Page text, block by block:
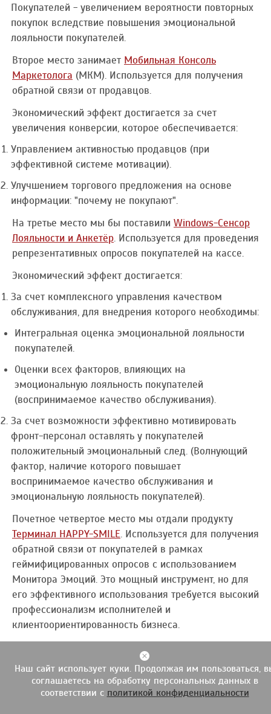
Покупателей - увеличением вероятности повторных
покупок вследствие повышения эмоциональной
лояльности покупателей.
Второе место занимает Мобильная Консоль
Маркетолога (МКМ). Используется для получения
обратной связи от продавцов.
Экономический эффект достигается за счет
увеличения конверсии, которое обеспечивается:
Управлением активностью продавцов (при
эффективной системе мотивации).
Улучшением торгового предложения на основе
информации: "почему не покупают".
На третье место мы бы поставили Windows-Сенсор
Лояльности и Анкетёр. Используется для проведения
репрезентативных опросов покупателей на кассе.
Экономический эффект достигается:
За счет комплексного управления качеством
обслуживания, для внедрения которого необходимы:
Интегральная оценка эмоциональной лояльности
покупателей.
Оценки всех факторов, влияющих на
эмоциональную лояльность покупателей
(воспринимаемое качество обслуживания).
За счет возможности эффективно мотивировать
фронт-персонал оставлять у покупателей
положительный эмоциональный след. (Волнующий
фактор, наличие которого повышает
воспринимаемое качество обслуживания и
эмоциональную лояльность покупателей).
Почетное четвертое место мы отдали продукту
Терминал HAPPY-SMILE. Используется для получения
обратной связи от покупателей в рамках
геймифицированных опросов с использованием
Монитора Эмоций. Это мощный инструмент, но для
его эффективного использования требуется высокий
профессионализм исполнителей и
клиентоориентированность бизнеса.
За счет увеличения вероятности повторных покупок
вследствие повышения эмоциональной лояльности
покупателей (результат геймификации).
Наш сайт использует куки. Продолжая им пользоваться,
соглашаетесь на обработку персональных данных в
соответствии с политикой конфиденциальности